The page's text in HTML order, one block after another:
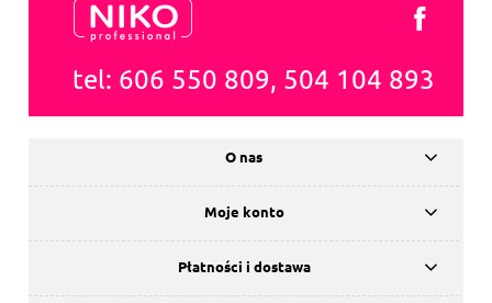
tel: 606 550 809, 504 104 893
O nas
Moje konto
Płatności i dostawa